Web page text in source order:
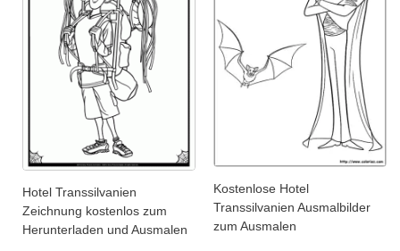
Hotel Transsilvanien
Zeichnung kostenlos zum
Herunterladen und Ausmalen
Kostenlose Hotel
Transsilvanien Ausmalbilder
zum Ausmalen